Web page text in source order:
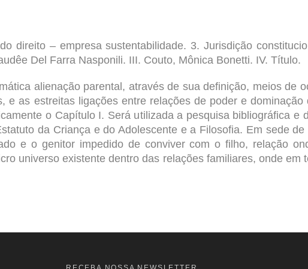
direito – empresa sustentabilidade. 3. Jurisdição
Del Farra Nasponili. III. Couto, Mônica Bonetti. IV. Título.
alienação parental, através de sua definição, meios de
e as estreitas ligações entre relações de poder e
o Capítulo I. Será utilizada a pesquisa bibliográfica e
da Criança e do Adolescente e a Filosofia. Em sede
e o genitor impedido de conviver com o filho, relação
universo existente dentro das relações familiares, onde